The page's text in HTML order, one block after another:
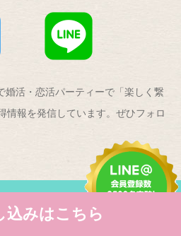
込みはこちら
婚活・恋活パーティーで「楽しく繋
情報を発信しています。ぜひフォロ